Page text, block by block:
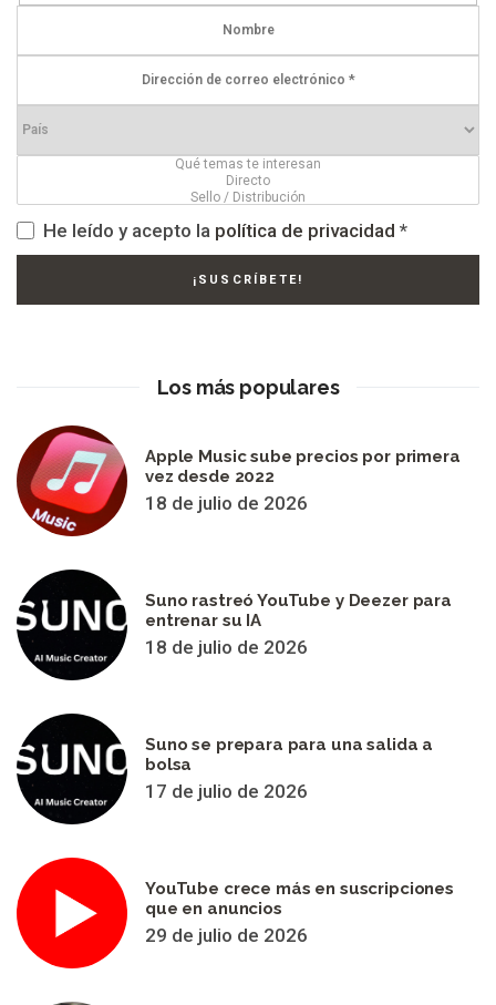
He leído y acepto la política de privacidad *
Los más populares
Apple Music sube precios por primera
vez desde 2022
18 de julio de 2026
Suno rastreó YouTube y Deezer para
entrenar su IA
18 de julio de 2026
Suno se prepara para una salida a
bolsa
17 de julio de 2026
YouTube crece más en suscripciones
que en anuncios
29 de julio de 2026